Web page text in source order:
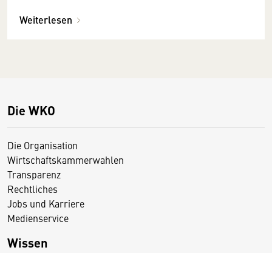
Weiterlesen
Die WKO
Die Organisation
Wirtschaftskammerwahlen
Transparenz
Rechtliches
Jobs und Karriere
Medienservice
Wissen